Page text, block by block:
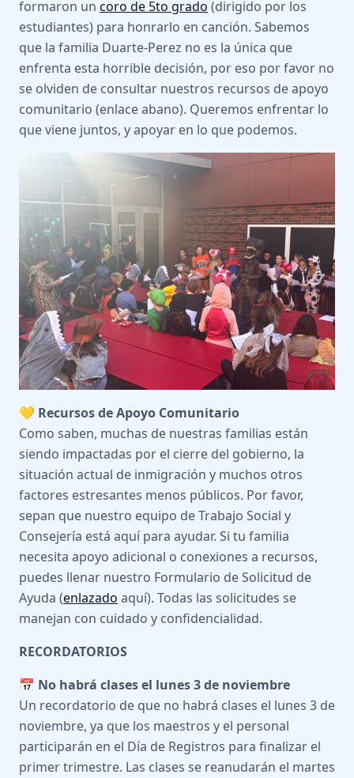
formaron un coro de 5to grado (dirigido por los
estudiantes) para honrarlo en canción. Sabemos
que la familia Duarte-Perez no es la única que
enfrenta esta horrible decisión, por eso por favor no
se olviden de consultar nuestros recursos de apoyo
comunitario (enlace abano). Queremos enfrentar lo
que viene juntos, y apoyar en lo que podemos.
💛 Recursos de Apoyo Comunitario
Como saben, muchas de nuestras familias están
siendo impactadas por el cierre del gobierno, la
situación actual de inmigración y muchos otros
factores estresantes menos públicos. Por favor,
sepan que nuestro equipo de Trabajo Social y
Consejería está aquí para ayudar. Si tu familia
necesita apoyo adicional o conexiones a recursos,
puedes llenar nuestro Formulario de Solicitud de
Ayuda (enlazado aquí). Todas las solicitudes se
manejan con cuidado y confidencialidad.
RECORDATORIOS
📅 No habrá clases el lunes 3 de noviembre
Un recordatorio de que no habrá clases el lunes 3 de
noviembre, ya que los maestros y el personal
participarán en el Día de Registros para finalizar el
primer trimestre. Las clases se reanudarán el martes